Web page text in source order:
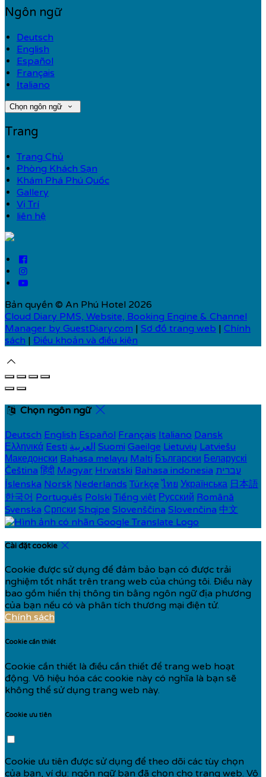
Ngôn ngữ
Deutsch
English
Español
Français
Italiano
Chọn ngôn ngữ
Trang
Trang Chủ
Phòng Khách Sạn
Khám Phá Phú Quốc
Gallery
Vị Trí
liên hệ
Bản quyền © An Phú Hotel 2026
Cloud Diary PMS, Website, Booking Engine & Channel
Manager by GuestDiary.com | Sơ đồ trang web | Chính
sách | Điều khoản và điều kiện
Chọn ngôn ngữ
Deutsch English Español Français Italiano Dansk
Ελληνικά Eesti العربية Suomi Gaeilge Lietuvių Latviešu
Македонски Bahasa melayu Malti Български Беларускі
Čeština हिंदी Magyar Hrvatski Bahasa indonesia עברית
Íslenska Norsk Nederlands Türkçe ไทย Українська 日本語
한국어 Português Polski Tiếng việt Русский Română
Svenska Српски Shqipe Slovenščina Slovenčina 中文
Cài đặt cookie
Cookie được sử dụng để đảm bảo bạn có được trải
nghiệm tốt nhất trên trang web của chúng tôi. Điều này
bao gồm hiển thị thông tin bằng ngôn ngữ địa phương
của bạn nếu có và phân tích thương mại điện tử.
Chính sách
Cookie cần thiết
Cookie cần thiết là điều cần thiết để trang web hoạt
động. Vô hiệu hóa các cookie này có nghĩa là bạn sẽ
không thể sử dụng trang web này.
Cookie ưu tiên
Cookie ưu tiên được sử dụng để theo dõi các tùy chọn
của bạn, ví dụ: ngôn ngữ bạn đã chọn cho trang web. Vô